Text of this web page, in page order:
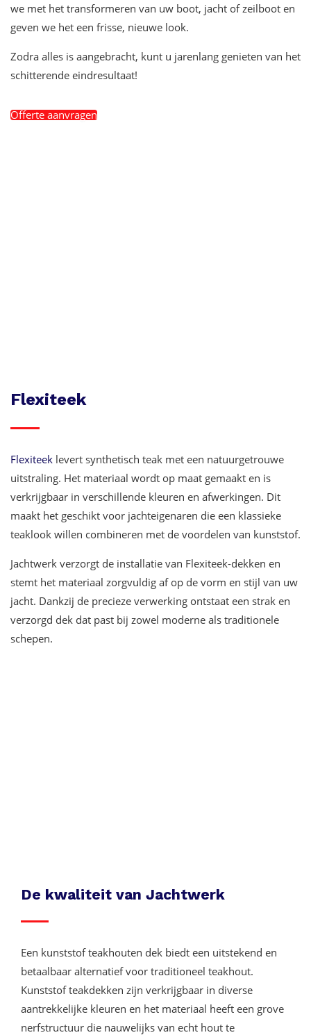
we met het transformeren van uw boot, jacht of zeilboot en
geven we het een frisse, nieuwe look.
Zodra alles is aangebracht, kunt u jarenlang genieten van het
schitterende eindresultaat!
Offerte aanvragen
Flexiteek
Flexiteek levert synthetisch teak met een natuurgetrouwe
uitstraling. Het materiaal wordt op maat gemaakt en is
verkrijgbaar in verschillende kleuren en afwerkingen. Dit
maakt het geschikt voor jachteigenaren die een klassieke
teaklook willen combineren met de voordelen van kunststof.
Jachtwerk verzorgt de installatie van Flexiteek-dekken en
stemt het materiaal zorgvuldig af op de vorm en stijl van uw
jacht. Dankzij de precieze verwerking ontstaat een strak en
verzorgd dek dat past bij zowel moderne als traditionele
schepen.
De kwaliteit van Jachtwerk
Een kunststof teakhouten dek biedt een uitstekend en
betaalbaar alternatief voor traditioneel teakhout.
Kunststof teakdekken zijn verkrijgbaar in diverse
aantrekkelijke kleuren en het materiaal heeft een grove
nerfstructuur die nauwelijks van echt hout te